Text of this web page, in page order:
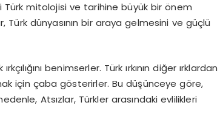
Türk mitolojisi ve tarihine büyük bir önem
dünyasının bir araya gelmesini ve güçlü
benimserler. Türk ırkının diğer ırklardan
için çaba gösterirler. Bu düşünceye göre,
Atsızlar, Türkler arasındaki evlilikleri